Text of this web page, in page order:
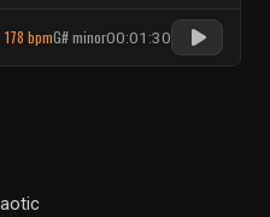
178 bpmG# minor00:01:30